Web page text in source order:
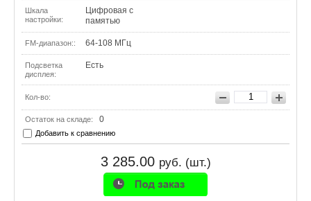
Шкала
настройки:
Цифровая с
памятью
FM-диапазон:: 64-108 МГц
Подсветка
дисплея:
Есть
Кол-во:
Остаток на складе: 0
Добавить к сравнению
3 285.00 руб. (шт.)